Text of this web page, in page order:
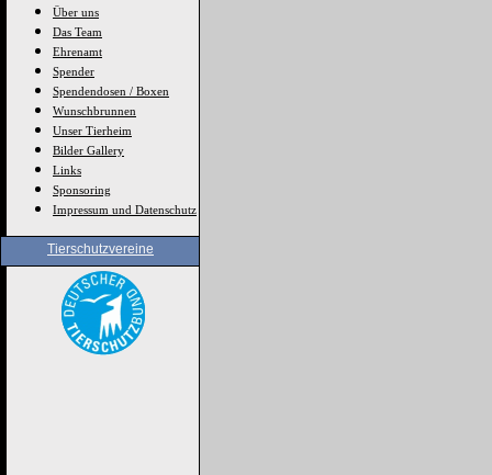
Über uns
Das Team
Ehrenamt
Spender
Spendendosen / Boxen
Wunschbrunnen
Unser Tierheim
Bilder Gallery
Links
Sponsoring
Impressum und Datenschutz
Tierschutzvereine